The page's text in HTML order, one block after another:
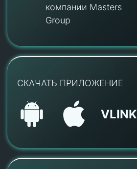
компании Masters
Group
СКАЧАТЬ ПРИЛОЖЕНИЕ
VLINK